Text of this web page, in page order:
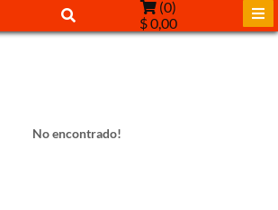
(0)
$ 0,00
No encontrado!